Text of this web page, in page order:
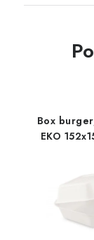
Box
EKO